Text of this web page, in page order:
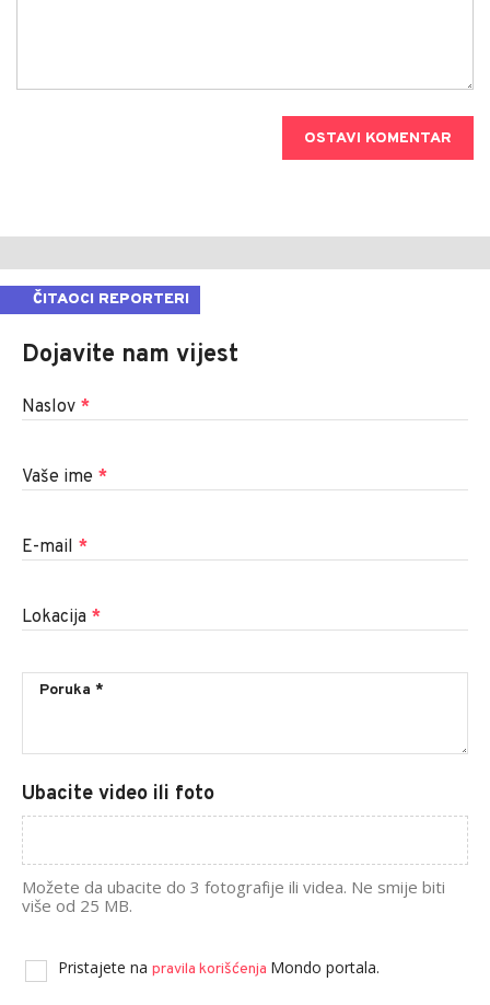
OSTAVI KOMENTAR
ČITAOCI REPORTERI
Dojavite nam vijest
Naslov *
Vaše ime *
E-mail *
Lokacija *
Ubacite video ili foto
Možete da ubacite do 3 fotografije ili videa. Ne smije biti
više od 25 MB.
Pristajete na pravila korišćenja Mondo portala.